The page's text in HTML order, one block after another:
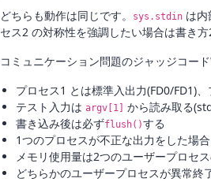
どちらも動作は同じです。 sys.stdin は
セス2 の対称性を強調したい場合は書き
コミュニケーション問題のジャッジコー
プロセス1 とは標準入出力(FD0/FD1)
テスト入力は argv[1]
から読み取る
書き込み後は必ずflush()する
1つのプロセスが不正な出力をした場
メモリ使用量は2つのユーザープロセ
どちらかのユーザープロセスが異常